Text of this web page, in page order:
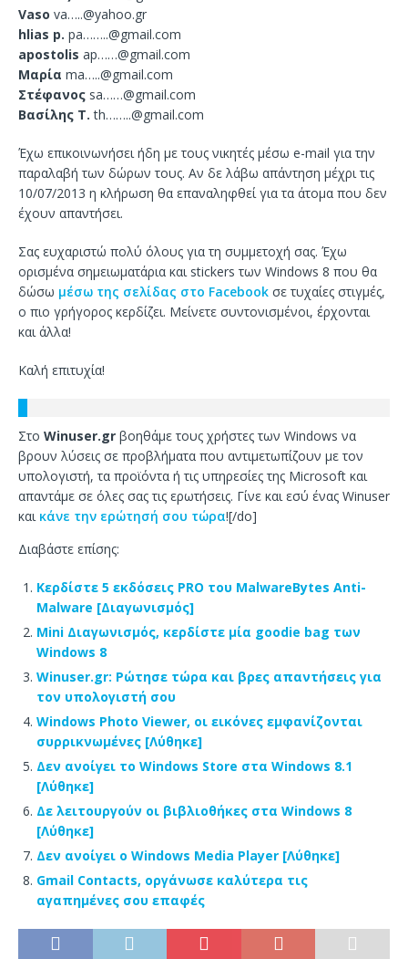
Vaso va…..@yahoo.gr
hlias p. pa……..@gmail.com
apostolis ap……@gmail.com
Μαρία ma…..@gmail.com
Στέφανος sa……@gmail.com
Βασίλης Τ. th……..@gmail.com
Έχω επικοινωνήσει ήδη με τους νικητές μέσω e-mail για την
παραλαβή των δώρων τους. Αν δε λάβω απάντηση μέχρι τις
10/07/2013 η κλήρωση θα επαναληφθεί για τα άτομα που δεν
έχουν απαντήσει.
Σας ευχαριστώ πολύ όλους για τη συμμετοχή σας. Έχω
ορισμένα σημειωματάρια και stickers των Windows 8 που θα
δώσω μέσω της σελίδας στο Facebook σε τυχαίες στιγμές,
ο πιο γρήγορος κερδίζει. Μείνετε συντονισμένοι, έρχονται
και άλλα!
Καλή επιτυχία!
Στο Winuser.gr βοηθάμε τους χρήστες των Windows να
βρουν λύσεις σε προβλήματα που αντιμετωπίζουν με τον
υπολογιστή, τα προϊόντα ή τις υπηρεσίες της Microsoft και
απαντάμε σε όλες σας τις ερωτήσεις. Γίνε και εσύ ένας Winuser
και κάνε την ερώτησή σου τώρα![/do]
Διαβάστε επίσης:
Κερδίστε 5 εκδόσεις PRO του MalwareBytes Anti-
Malware [Διαγωνισμός]
Mini Διαγωνισμός, κερδίστε μία goodie bag των
Windows 8
Winuser.gr: Ρώτησε τώρα και βρες απαντήσεις για
τον υπολογιστή σου
Windows Photo Viewer, οι εικόνες εμφανίζονται
συρρικνωμένες [Λύθηκε]
Δεν ανοίγει το Windows Store στα Windows 8.1
[Λύθηκε]
Δε λειτουργούν οι βιβλιοθήκες στα Windows 8
[Λύθηκε]
Δεν ανοίγει ο Windows Media Player [Λύθηκε]
Gmail Contacts, οργάνωσε καλύτερα τις
αγαπημένες σου επαφές